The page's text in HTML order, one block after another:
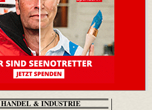
HANDEL & INDUSTRIE